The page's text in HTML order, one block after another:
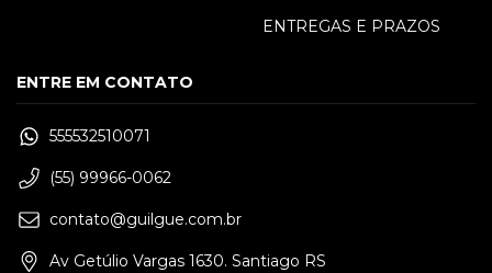
ENTREGAS E PRAZOS
ENTRE EM CONTATO
555532510071
(55) 99966-0062
contato@guilgue.com.br
Av Getúlio Vargas 1630. Santiago RS